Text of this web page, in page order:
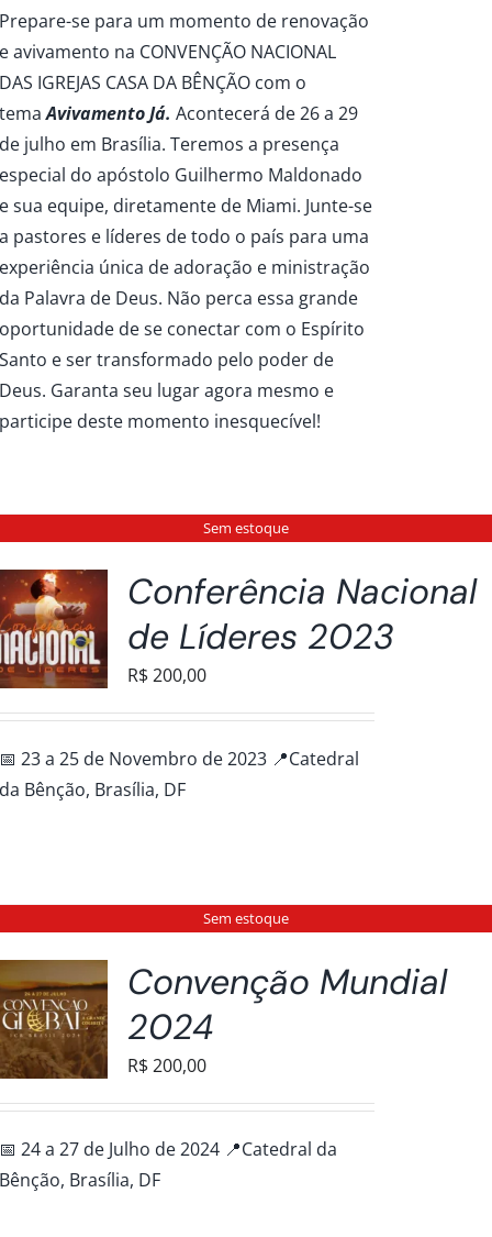
Prepare-se para um momento de renovação
e avivamento na CONVENÇÃO NACIONAL
DAS IGREJAS CASA DA BÊNÇÃO com o
temaAvivamento Já.Acontecerá de 26 a 29
de julho em Brasília. Teremos a presença
especial do apóstolo Guilhermo Maldonado
e sua equipe, diretamente de Miami. Junte-se
a pastores e líderes de todo o país para uma
experiência única de adoração e ministração
da Palavra de Deus. Não perca essa grande
oportunidade de se conectar com o Espírito
Santo e ser transformado pelo poder de
Deus. Garanta seu lugar agora mesmo e
participe deste momento inesquecível!
Sem estoque
Conferência Nacional
de Líderes 2023
R$200,00
📅 23 a 25 de Novembro de 2023 📍Catedral
da Bênção, Brasília, DF
Sem estoque
Convenção Mundial
2024
R$200,00
📅 24 a 27 de Julho de 2024 📍Catedral da
Bênção, Brasília, DF